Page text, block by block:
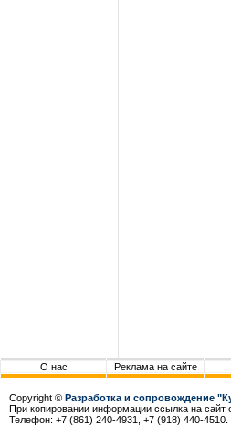
О нас Реклама на сайте
Copyright © Разработка и сопровождение
При копировании информации ссылка на сайт
Телефон: +7 (861) 240-4931, +7 (918) 440-4510.